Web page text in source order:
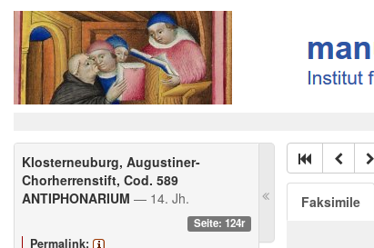
Klosterneuburg, Augustiner-
Chorherrenstift, Cod. 589
ANTIPHONARIUM — 14. Jh.
Seite: 124r
Permalink:
Faksimile